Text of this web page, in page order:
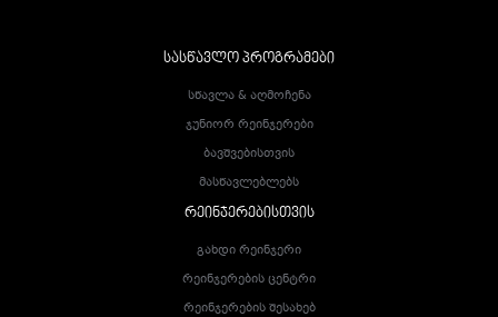
ᲡᲐᲡᲬᲐᲕᲚᲝ ᲞᲠᲝᲒᲠᲐᲛᲔᲑᲘ
Სწავლა & Აღმოჩენა
Ჯუნიორ Რეინჯერები
Ბავშვებისთვის
Მასწავლებლებს
ᲠᲔᲘᲜᲯᲔᲠᲔᲑᲘᲡᲗᲕᲘᲡ
Გახდი Რეინჯერი
Რეინჯერების Ცენტრი
Რეინჯერების Შესახებ